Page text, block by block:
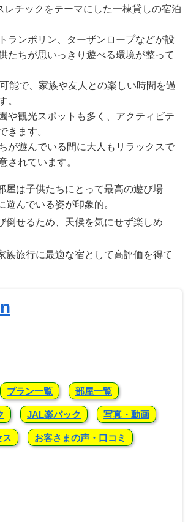
レチックをテーマにした一棟貸しの宿泊
ランポリン、ターザンロープなどが設
たちが思いっきり遊べる環境が整って
能で、家族や友人との楽しい時間を過
。
や観光スポットも多く、アクティビテ
きます。
が遊んでいる間に大人もリラックスで
されています。
屋は子供たちにとって最高の遊び場
遊んでいる姿が印象的。
倒せるため、天候を気にせず楽しめ
族旅行に最適な宿として高評価を得て
プラン一覧 部屋一覧
JAL楽パック 写真・動画
ス お客さまの声・口コミ